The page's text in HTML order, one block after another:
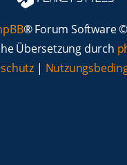
® Forum Software
Übersetzung durch
|